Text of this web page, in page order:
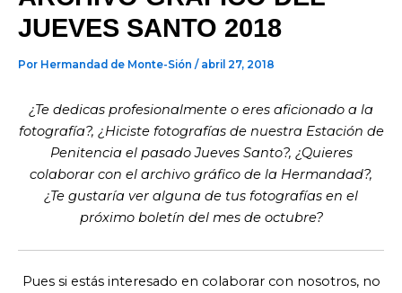
JUEVES SANTO 2018
Por Hermandad de Monte-Sión / abril 27, 2018
¿Te dedicas profesionalmente o eres aficionado a la
fotografía?, ¿Hiciste fotografías de nuestra Estación de
Penitencia el pasado Jueves Santo?, ¿Quieres
colaborar con el archivo gráfico de la Hermandad?,
¿Te gustaría ver alguna de tus fotografías en el
próximo boletín del mes de octubre?
Pues si estás interesado en colaborar con nosotros, no